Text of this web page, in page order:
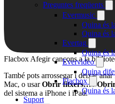
Preguntes freqüents
Evermusic
Quina és
Quina és
Evertag
Quina és
Evervideo
Quina
Flacbox
Quina és
Suport
Flacbox Afegir cançons a la
També pots arrossegar i deixar
Mac, o usarObrir fitxers…/
del sistema a iPhone i iPad.